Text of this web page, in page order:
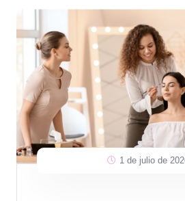
1 de julio de